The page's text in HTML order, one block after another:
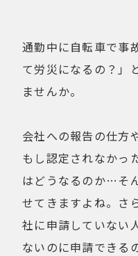
通勤中に自転車で事
て労災になるの？」
ませんか。
会社への報告の仕方
もし認定されなかっ
はどうなるのか…そ
せてきますよね。さ
社に申請していない
ないのに申請できる